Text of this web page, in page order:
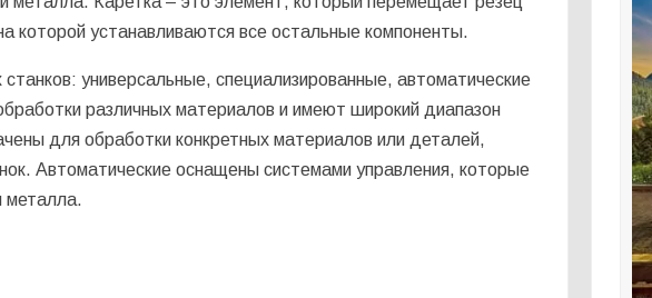
которой устанавливаются все остальные компоненты.
универсальные, специализированные, автоматические
различных материалов и имеют широкий диапазон
для обработки конкретных материалов или деталей,
Автоматические оснащены системами управления, которые
металла.